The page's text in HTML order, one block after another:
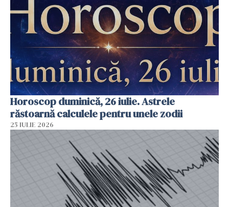
Horoscop duminică, 26 iulie. Astrele
răstoarnă calculele pentru unele zodii
25 IULIE 2026